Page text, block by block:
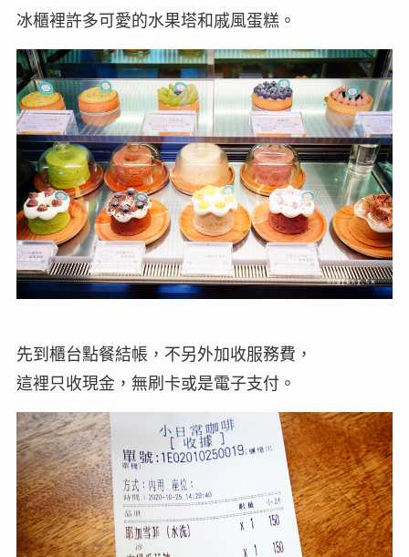
冰櫃裡許多可愛的水果塔和戚風蛋糕。
先到櫃台點餐結帳，不另外加收服務費，
這裡只收現金，無刷卡或是電子支付。